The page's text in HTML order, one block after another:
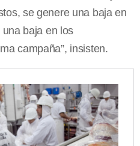
se genere una baja en
baja en los
campaña”, insisten.